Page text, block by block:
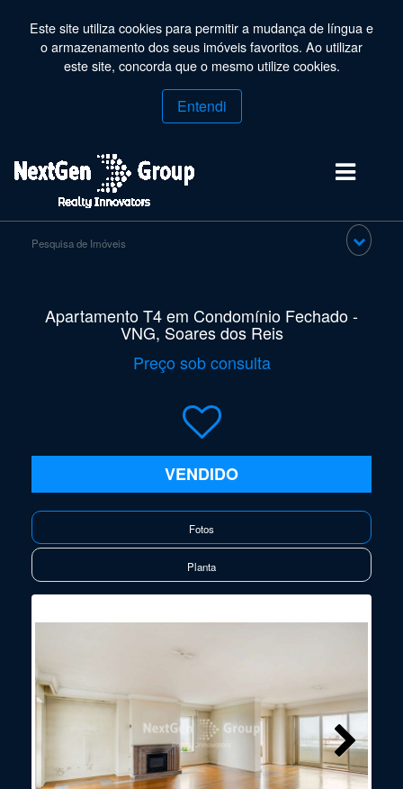
Este site utiliza cookies para permitir a mudança de língua e
o armazenamento dos seus imóveis favoritos. Ao utilizar
este site, concorda que o mesmo utilize cookies.
Entendi
Pesquisa de Imóveis
Apartamento T4 em Condomínio Fechado -
VNG, Soares dos Reis
Preço sob consulta
VENDIDO
Fotos
Planta
Next